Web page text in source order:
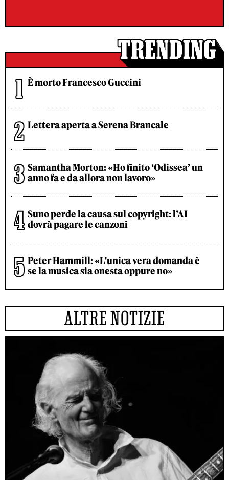
È morto Francesco Guccini
Lettera aperta a Serena Brancale
Samantha Morton: «Ho finito ‘Odissea’ un
anno fa e da allora non lavoro»
Suno perde la causa sul copyright: l’AI
dovrà pagare le canzoni
Peter Hammill: «L'unica vera domanda è
se la musica sia onesta oppure no»
ALTRE NOTIZIE